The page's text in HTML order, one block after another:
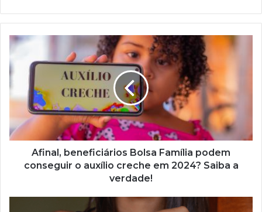
Afinal,
beneficiários
Bolsa
Família
podem
conseguir
auxílio
creche
2024?
Afinal, beneficiários Bolsa Família podem
conseguir o auxílio creche em 2024? Saiba a
verdade!